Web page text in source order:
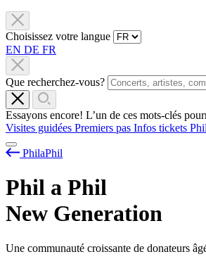
Choisissez votre langue
EN DE FR
Que recherchez-vous?
Essayons encore! L’un de ces mots-clés
Visites guidées Premiers pas Infos tickets
PhilaPhil
Phil a Phil
New Generation
Une communauté croissante de donateurs